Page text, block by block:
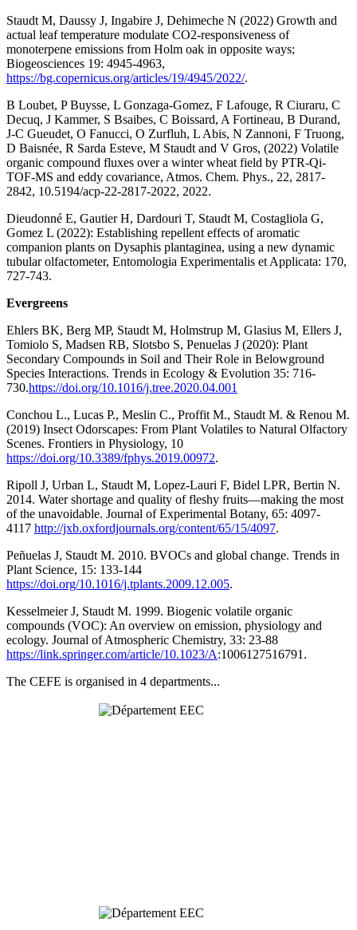
Staudt M, Daussy J, Ingabire J, Dehimeche N (2022) Growth and
actual leaf temperature modulate CO2-responsiveness of
monoterpene emissions from Holm oak in opposite ways;
Biogeosciences 19: 4945-4963,
https://bg.copernicus.org/articles/19/4945/2022/.
B Loubet, P Buysse, L Gonzaga-Gomez, F Lafouge, R Ciuraru, C
Decuq, J Kammer, S Bsaibes, C Boissard, A Fortineau, B Durand,
J-C Gueudet, O Fanucci, O Zurfluh, L Abis, N Zannoni, F Truong,
D Baisnée, R Sarda Esteve, M Staudt and V Gros, (2022) Volatile
organic compound fluxes over a winter wheat field by PTR-Qi-
TOF-MS and eddy covariance, Atmos. Chem. Phys., 22, 2817-
2842, 10.5194/acp-22-2817-2022, 2022.
Dieudonné E, Gautier H, Dardouri T, Staudt M, Costagliola G,
Gomez L (2022): Establishing repellent effects of aromatic
companion plants on Dysaphis plantaginea, using a new dynamic
tubular olfactometer, Entomologia Experimentalis et Applicata: 170,
727-743.
Evergreens
Ehlers BK, Berg MP, Staudt M, Holmstrup M, Glasius M, Ellers J,
Tomiolo S, Madsen RB, Slotsbo S, Penuelas J (2020): Plant
Secondary Compounds in Soil and Their Role in Belowground
Species Interactions. Trends in Ecology & Evolution 35: 716-
730.https://doi.org/10.1016/j.tree.2020.04.001
Conchou L., Lucas P., Meslin C., Proffit M., Staudt M. & Renou M.
(2019) Insect Odorscapes: From Plant Volatiles to Natural Olfactory
Scenes. Frontiers in Physiology, 10
https://doi.org/10.3389/fphys.2019.00972.
Ripoll J, Urban L, Staudt M, Lopez-Lauri F, Bidel LPR, Bertin N.
2014. Water shortage and quality of fleshy fruits—making the most
of the unavoidable. Journal of Experimental Botany, 65: 4097-
4117 http://jxb.oxfordjournals.org/content/65/15/4097.
Peñuelas J, Staudt M. 2010. BVOCs and global change. Trends in
Plant Science, 15: 133-144
https://doi.org/10.1016/j.tplants.2009.12.005.
Kesselmeier J, Staudt M. 1999. Biogenic volatile organic
compounds (VOC): An overview on emission, physiology and
ecology. Journal of Atmospheric Chemistry, 33: 23-88
https://link.springer.com/article/10.1023/A:1006127516791.
The CEFE is organised in 4 departments...